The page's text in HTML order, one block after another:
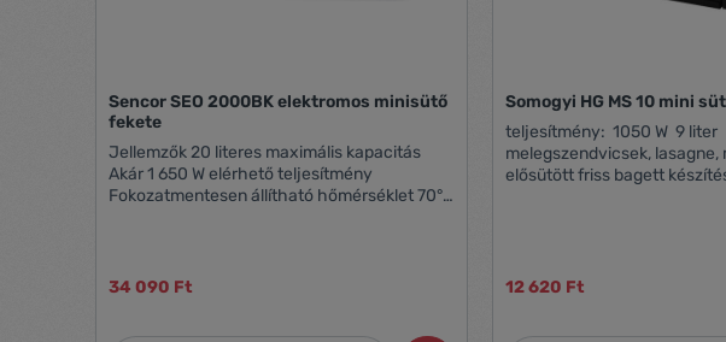
Sencor SEO 2000BK elektromos minisütő
fekete
Jellemzők 20 literes maximális kapacitás
Akár 1 650 W elérhető teljesítmény
Fokozatmentesen állítható hőmérséklet 70°C
a jobb hőszigetelés érdekében Hőszigetelt
34 090 Ft
Somogyi HG MS 10 mini
teljesítmény: 1050 W 9 liter
melegszendvicsek, lasagne,
elősütött friss bagett
sütőrács, tálca és tálcafogó
12 620 Ft